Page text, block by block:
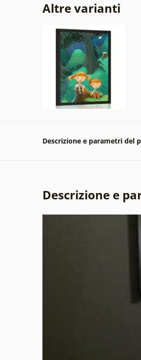
Altre varianti
Descrizione e parametri del
Descrizione e